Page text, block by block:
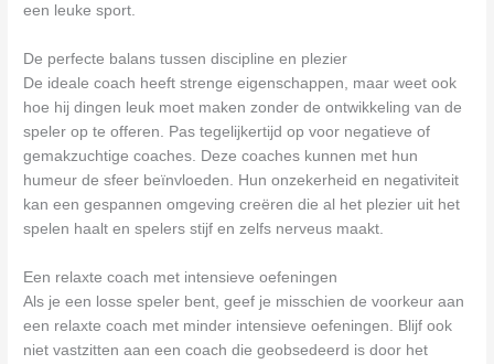
een leuke sport.
De perfecte balans tussen discipline en plezier
De ideale coach heeft strenge eigenschappen, maar weet ook
hoe hij dingen leuk moet maken zonder de ontwikkeling van de
speler op te offeren. Pas tegelijkertijd op voor negatieve of
gemakzuchtige coaches. Deze coaches kunnen met hun
humeur de sfeer beïnvloeden. Hun onzekerheid en negativiteit
kan een gespannen omgeving creëren die al het plezier uit het
spelen haalt en spelers stijf en zelfs nerveus maakt.
Een relaxte coach met intensieve oefeningen
Als je een losse speler bent, geef je misschien de voorkeur aan
een relaxte coach met minder intensieve oefeningen. Blijf ook
niet vastzitten aan een coach die geobsedeerd is door het